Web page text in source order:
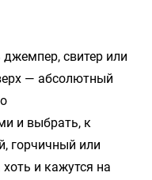
свитер или
— абсолютный
и выбрать, к
горчичный или
и кажутся на